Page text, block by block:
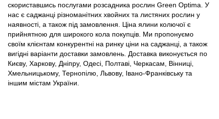
скориставшись послугами розсадника рослин Green Optima. У
нас є саджанці різноманітних хвойних та листяних рослин у
наявності, а також під замовлення. Ціна ялини колючої є
прийнятною для широкого кола покупців. Ми пропонуємо
своїм клієнтам конкурентні на ринку ціни на саджанці, а також
вигідні варіанти доставки замовлень. Доставка виконується по
Києву, Харкову, Дніпру, Одесі, Полтаві, Черкасам, Вінниці,
Хмельницькому, Тернопілю, Львову, Івано-Франківську та
іншим містам України.